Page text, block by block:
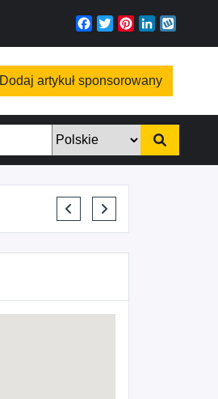
Facebook
TwitterPinterest
LinkedIn
Dodaj artykuł sponsorowany
ELENA MAKARCHIK